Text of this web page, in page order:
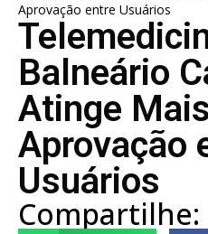
Aprovação entre Usuários
Balneário
Atinge
Aprovação
Usuários
Compartilhe: